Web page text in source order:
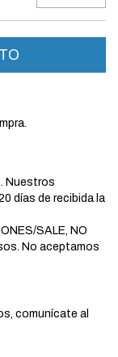
Nuestros
días de recibida la
SALE, NO
No aceptamos
comunícate al